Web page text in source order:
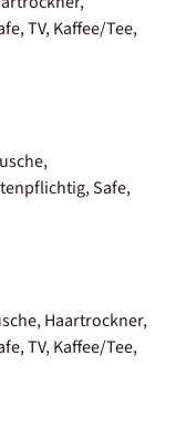
TV, Kaffee/Tee,
Safe,
Haartrockner,
TV, Kaffee/Tee,